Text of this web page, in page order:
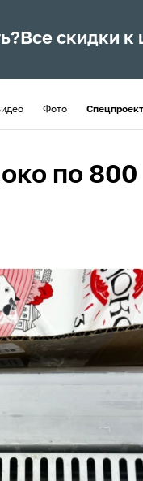
Все скидки к
Фото
по 800